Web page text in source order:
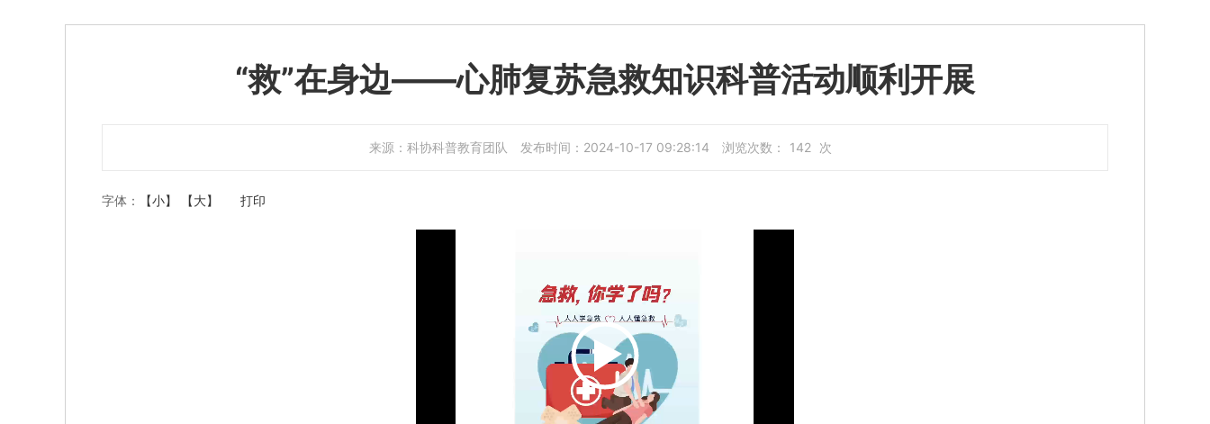
“救”在身边——心肺复苏急救知识科普活动顺利开展
来源：科协科普教育团队 发布时间：2024-10-17 09:28:14 浏览次数： 142 次
字体： 【小】 【大】 打印